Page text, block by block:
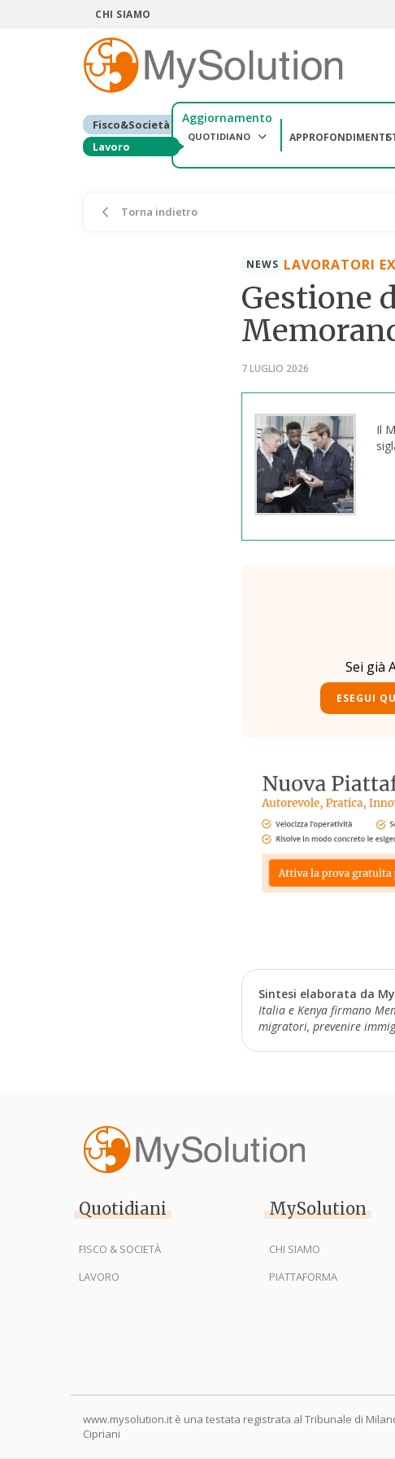
CHI SIAMO
Fisco&Società
Lavoro
Aggiornamento
QUOTIDIANO APPROFONDIMENTI
Torna indietro
NEWS LAVORATORI
Gestione
7 LUGLIO 2026
Il
Sei già
ESEGUI
Sintesi elaborata da
Italia e Kenya firmano
migratori, prevenire
Quotidiani
FISCO & SOCIETÀ
LAVORO
MySolution
CHI SIAMO
PIATTAFORMA
www.mysolution.it è una testata registrata al Tribunale di
Cipriani